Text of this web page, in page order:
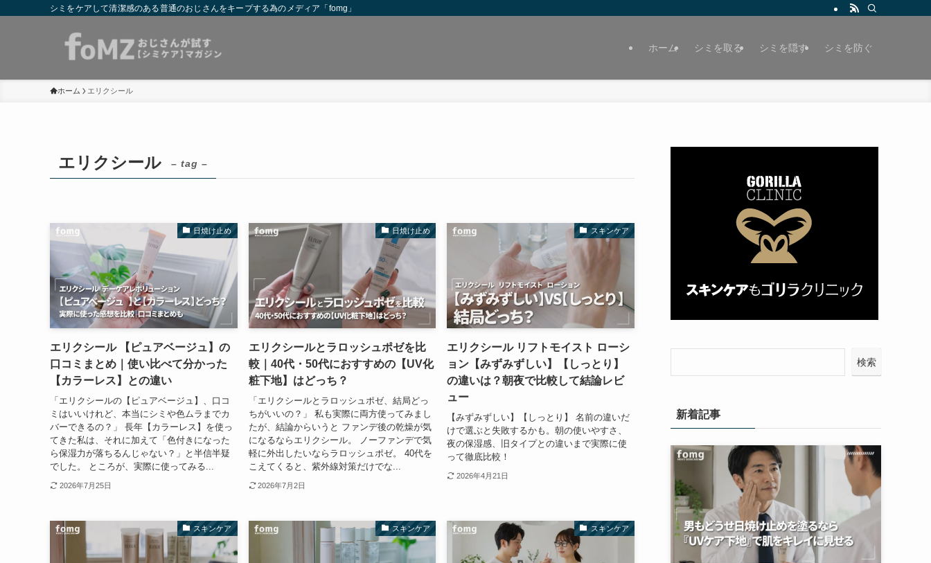
シミをケアして清潔感のある普通のおじさんをキープする為のメディア「fomg」
ホーム シミを取る シミを隠す シミを防ぐ
ホーム エリクシール
エリクシール – tag –
日焼け止め
エリクシール 【ピュアベージュ】の
口コミまとめ｜使い比べて分かった
【カラーレス】との違い
「エリクシールの【ピュアベージュ】、口コ
ミはいいけれど、本当にシミや色ムラまでカ
バーできるの？」 長年【カラーレス】を使っ
てきた私は、それに加えて「色付きになった
ら保湿力が落ちるんじゃない？」と半信半疑
でした。 ところが、実際に使ってみる...
2026年7月25日
日焼け止め
エリクシールとラロッシュポゼを比
較｜40代・50代におすすめの【UV化
粧下地】はどっち？
「エリクシールとラロッシュポゼ、結局どっ
ちがいいの？」 私も実際に両方使ってみまし
たが、結論からいうと ファンデ後の乾燥が気
になるならエリクシール。 ノーファンデで気
軽に外出したいならラロッシュポゼ。 40代を
こえてくると、紫外線対策だけでな...
2026年7月2日
スキンケア
エリクシール リフトモイスト ローシ
ョン【みずみずしい】【しっとり】
の違いは？朝夜で比較して結論レビ
ュー
【みずみずしい】【しっとり】 名前の違いだ
けで選ぶと失敗するかも。朝の使いやすさ、
夜の保湿感、旧タイプとの違いまで実際に使
って徹底比較！
2026年4月21日
スキンケア スキンケア スキンケア
検索
新着記事